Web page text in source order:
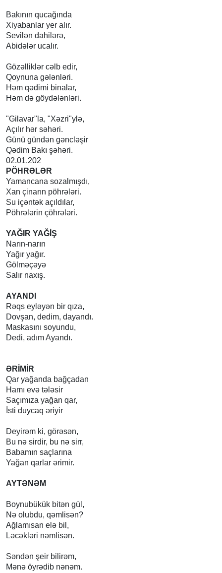
Bakının qucağında
Xiyabanlar yer alır.
Sevilən dahilərə,
Abidələr ucalır.
Gözəlliklər cəlb edir,
Qoynuna gələnləri.
Həm qədimi binalar,
Həm də göydələnləri.
"Gilavar"la, "Xəzri"ylə,
Açılır hər səhəri.
Günü gündən gəncləşir
Qədim Bakı şəhəri.
02.01.202
PÖHRƏLƏR
Yamancana sozalmışdı,
Xan çinarın pöhrələri.
Su içəntək açıldılar,
Pöhrələrin çöhrələri.
YAĞIR YAĞİŞ
Narın-narın
Yağır yağır.
Gölməçəyə
Salır naxış.
AYANDI
Rəqs eyləyən bir qıza,
Dovşan, dedim, dayandı.
Maskasını soyundu,
Dedi, adım Ayandı.
ƏRİMİR
Qar yağanda bağçadan
Hamı evə tələsir
Saçımıza yağan qar,
İsti duycaq əriyir
Deyirəm ki, görəsən,
Bu nə sirdir, bu nə sirr,
Babamın saçlarına
Yağan qarlar ərimir.
AYTƏNƏM
Boynubükük bitən gül,
Nə olubdu, qəmlisən?
Ağlamısan elə bil,
Ləcəkləri nəmlisən.
Səndən şeir bilirəm,
Mənə öyrədib nənəm.